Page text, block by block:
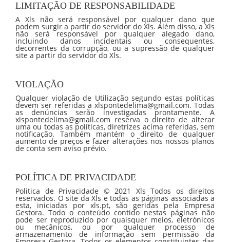
LIMITAÇÃO DE RESPONSABILIDADE
A Xls não será responsável por qualquer dano que
podem surgir a partir do servidor do Xls. Além disso, a Xls
não será responsável por qualquer alegado dano,
incluindo danos incidentais ou consequentes,
decorrentes da corrupção, ou a supressão de qualquer
site a partir do servidor do Xls.
VIOLAÇÃO
Qualquer violação de Utilização segundo estas políticas
devem ser referidas a xlspontedelima@gmail.com. Todas
as denúncias serão investigadas prontamente. A
xlspontedelima@gmail.com reserva o direito de alterar
uma ou todas as políticas, diretrizes acima referidas, sem
notificação. Também mantém o direito de qualquer
aumento de preços e fazer alterações nos nossos planos
de conta sem aviso prévio.
POLÍTICA DE PRIVACIDADE
Politica de Privacidade © 2021 Xls Todos os direitos
reservados. O site da Xls e todas as páginas associadas a
esta, iniciadas por xls.pt, são geridas pela Empresa
Gestora. Todo o conteúdo contido nestas páginas não
pode ser reproduzido por quaisquer meios, eletrónicos
ou mecânicos, ou por qualquer processo de
armazenamento de informação sem permissão da